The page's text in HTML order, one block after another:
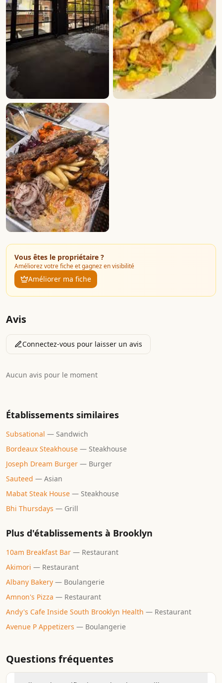
Vous êtes le propriétaire ?
Améliorez votre fiche et gagnez en visibilité
Améliorer ma fiche
Avis
Connectez-vous pour laisser un avis
Aucun avis pour le moment
Établissements similaires
Subsational — Sandwich
Bordeaux Steakhouse — Steakhouse
Joseph Dream Burger — Burger
Sauteed — Asian
Mabat Steak House — Steakhouse
Bhi Thursdays — Grill
Plus d'établissements à Brooklyn
10am Breakfast Bar — Restaurant
Akimori — Restaurant
Albany Bakery — Boulangerie
Amnon's Pizza — Restaurant
Andy's Cafe Inside South Brooklyn Health — Restaurant
Avenue P Appetizers — Boulangerie
Questions fréquentes